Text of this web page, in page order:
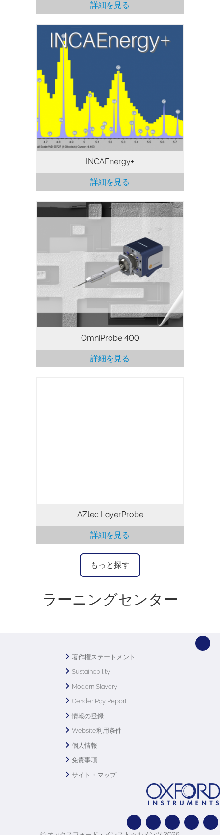
詳細を見る
WDS分析ソフトウェア INCAEnergy+ は
WDS と EDS を組み合わせて使用するソ
フトウェアで、WDS の高感度・高解像
能、EDS の高生産性・使いやすさ、とい
う両者の優れた機能を引き出します。
INCAWave は波長分散型分光器 (WDS) 用
ソフトウェアで、WDS の高感度・高解像
度という優れた機能を引き出しますが、合
わせて情報生産性の強化も考慮しました。
INCAEnergy+
詳細を見る
OmniProbe 400 は第 9 世代のナノマニピ
ュレータで、最新技術のピエゾ駆動方式を
採用し、このクラス最高のナノスケール位
置決め精度を実現しました。フレキシビリ
ティを重要視するとともに、高い解像度と
高いスループットが求められるアプリケー
ションに最適なナノマニピュレータです。
OmniProbe 400
詳細を見る
AZtec LayerProbe
詳細を見る
もっと探す
ラーニングセンター
著作権ステートメント
Sustainability
Modern Slavery
Gender Pay Report
情報の登録
Website利用条件
個人情報
免責事項
サイト・マップ